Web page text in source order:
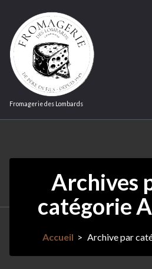
contenu
Fromagerie des Lombards
Archives
catégorie
Accueil > Archive par
19Jan